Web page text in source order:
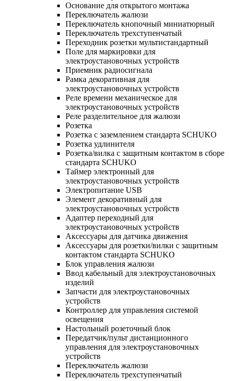
Основание для открытого монтажа
Переключатель жалюзи
Переключатель кнопочный миниатюрный
Переключатель трехступенчатый
Переходник розетки мультистандартный
Поле для маркировки для
электроустановочных устройств
Приемник радиосигнала
Рамка декоративная для
электроустановочных устройств
Реле времени механическое для
электроустановочных устройств
Реле разделительное для жалюзи
Розетка
Розетка с заземлением стандарта SCHUKO
Розетка удлинителя
Розетка/вилка с защитным контактом в сборе
стандарта SCHUKO
Таймер электронный для
электроустановочных устройств
Электропитание USB
Элемент декоративный для
электроустановочных устройств
Адаптер переходный для
электроустановочных устройств
Аксессуары для датчика движения
Аксессуары для розетки/вилки с защитным
контактом стандарта SCHUKO
Блок управления жалюзи
Ввод кабельный для электроустановочных
изделий
Запчасти для электроустановочных
устройств
Контроллер для управления системой
освещения
Настольный розеточный блок
Передатчик/пульт дистанционного
управления для электроустановочных
устройств
Переключатель жалюзи
Переключатель трехступенчатый